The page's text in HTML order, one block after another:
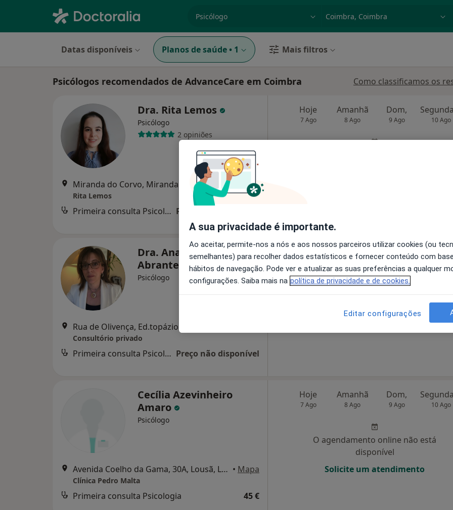
especialidade, doença ou nome
Datas disponíveis Planos de saúde • 1 Mais filtros
Psicólogos recomendados de AdvanceCare em Coimbra Como classificamos os
Dra. Rita Lemos
Psicólogo
2 opiniões
Miranda do Corvo, Miranda Do Corvo Mapa
Rita Lemos
Primeira consulta Psicologia Preço não disponível
Hoje
7 Ago
Amanhã
8 Ago
Dom,
9 Ago 10 Ago
Dra. Ana Isabel
Abrantes
Psicólogo
Consultório privado
Primeira consulta Psicologia Preço não disponível
Hoje Amanhã Dom,
disponível
Cecília Azevinheiro
Amaro
Psicólogo
Avenida Coelho da Gama, 30A, Lousã, Lousã • Mapa
Clínica Pedro Malta
Primeira consulta Psicologia 45 €
Hoje
7 Ago
Amanhã
8 Ago
Dom,
9 Ago 10 Ago
O agendamento online não está
disponível
Solicite um atendimento
A sua privacidade é importante.
Ao aceitar, permite-nos a nós e aos nossos parceiros utilizar cookies (ou
semelhantes) para recolher dados estatísticos e fornecer conteúdo com
hábitos de navegação. Pode ver e atualizar as suas preferências a qualquer
configurações. Saiba mais na política de privacidade e de cookies.
Editar configurações